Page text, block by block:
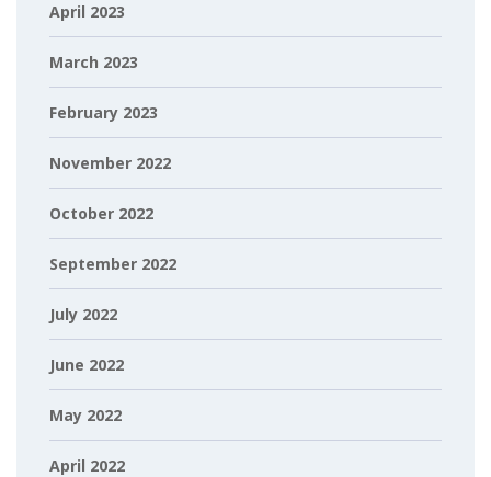
April 2023
March 2023
February 2023
November 2022
October 2022
September 2022
July 2022
June 2022
May 2022
April 2022